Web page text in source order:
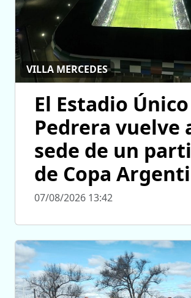
VILLA MERCEDES
El Estadio
Pedrera vuelve
sede de un
de Copa
07/08/2026 13:42